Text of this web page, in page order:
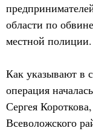
области по
местной полиции.
Как указывают в
операция
Сергея
Всеволожского